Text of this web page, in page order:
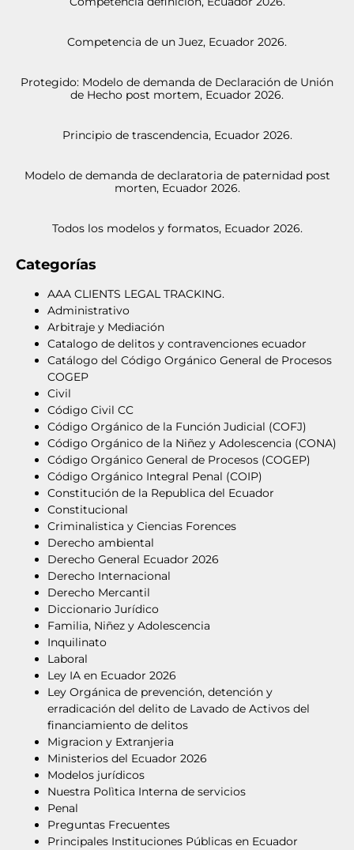
Competencia de un Juez, Ecuador 2026.
Protegido: Modelo de demanda de Declaración de Unión
de Hecho post mortem, Ecuador 2026.
Principio de trascendencia, Ecuador 2026.
Modelo de demanda de declaratoria de paternidad post
morten, Ecuador 2026.
Todos los modelos y formatos, Ecuador 2026.
Categorías
AAA CLIENTS LEGAL TRACKING.
Administrativo
Arbitraje y Mediación
Catalogo de delitos y contravenciones ecuador
Catálogo del Código Orgánico General de Procesos
COGEP
Civil
Código Civil CC
Código Orgánico de la Función Judicial (COFJ)
Código Orgánico de la Niñez y Adolescencia (CONA)
Código Orgánico General de Procesos (COGEP)
Código Orgánico Integral Penal (COIP)
Constitución de la Republica del Ecuador
Constitucional
Criminalistica y Ciencias Forences
Derecho ambiental
Derecho General Ecuador 2026
Derecho Internacional
Derecho Mercantil
Diccionario Jurídico
Familia, Niñez y Adolescencia
Inquilinato
Laboral
Ley IA en Ecuador 2026
Ley Orgánica de prevención, detención y
erradicación del delito de Lavado de Activos del
financiamiento de delitos
Migracion y Extranjeria
Ministerios del Ecuador 2026
Modelos jurídicos
Nuestra Polìtica Interna de servicios
Penal
Preguntas Frecuentes
Principales Instituciones Públicas en Ecuador